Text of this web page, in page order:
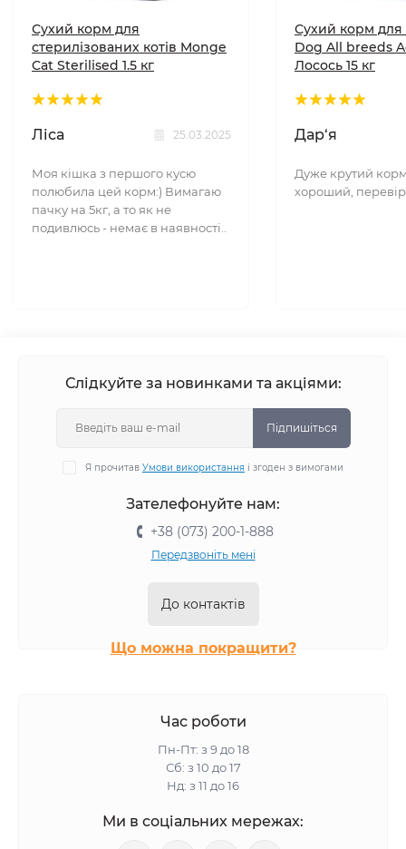
Сухий корм для
стерилізованих котів Monge
Cat Sterilised 1.5 кг
Ліса 25.03.2025
Моя кішка з першого кусю
полюбила цей корм:) Вимагаю
пачку на 5кг, а то як не
подивлюсь - немає в наявності..
Сухий корм для
Dog All breeds
Лосось 15 кг
Дар‘я
Дуже крутий
хороший,
Слідкуйте за новинками та акціями:
Підпишіться
Я прочитав Умови використання і згоден з вимогами
Зателефонуйте нам:
+38 (073) 200-1-888
Передзвоніть мені
До контактів
Що можна покращити?
Час роботи
Пн-Пт: з 9 до 18
Сб: з 10 до 17
Нд: з 11 до 16
Ми в соціальних мережах: